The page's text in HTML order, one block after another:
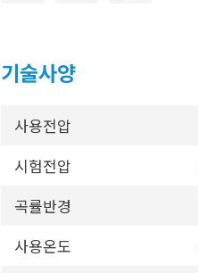
기술사양
사용전압
시험전압
곡률반경
사용온도